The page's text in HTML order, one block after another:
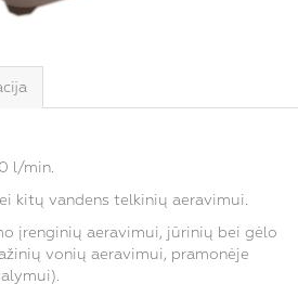
l/min.
kitų vandens telkinių aeravimui.
įrenginių aeravimui, jūrinių bei gėlo
vonių aeravimui, pramonėje